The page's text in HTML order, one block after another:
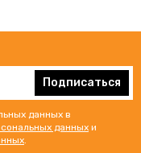
Подписаться
данных в
данных и
.